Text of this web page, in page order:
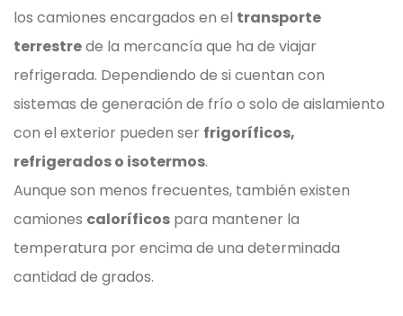
los camiones encargados en el transporte
terrestrede la mercancía que ha de viajar
refrigerada. Dependiendo de si cuentan con
sistemas de generación de frío o solo de aislamiento
con el exterior pueden ser frigoríficos,
refrigerados o isotermos.
Aunque son menos frecuentes, también existen
camiones caloríficos para mantener la
temperatura por encima de una determinada
cantidad de grados.